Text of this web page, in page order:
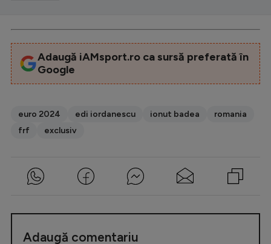
Adaugă iAMsport.ro ca sursă preferată în
Google
euro 2024 edi iordanescu ionut badea
romania
frf
exclusiv
Adaugă comentariu